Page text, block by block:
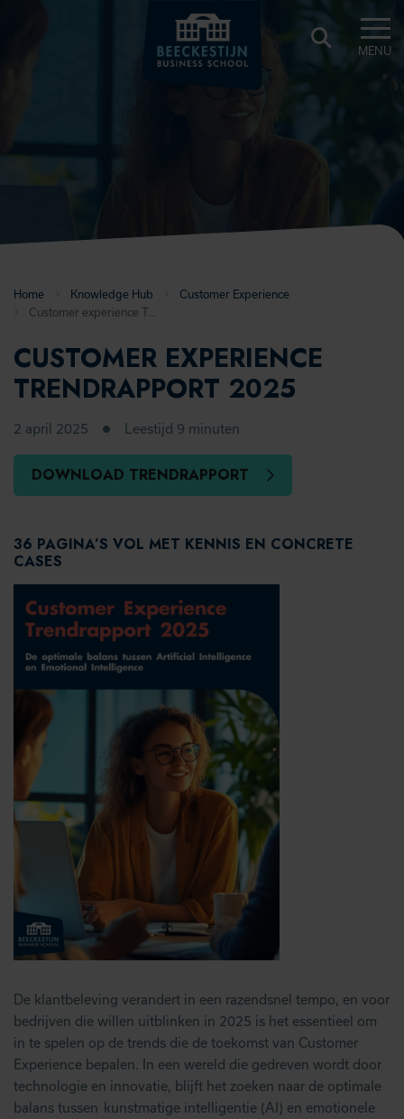
MENU
Home Knowledge Hub
Customer Experience
Customer experience Trendrapport 2025
CUSTOMER EXPERIENCE
TRENDRAPPORT 2025
2 april 2025 Leestijd 9 minuten
DOWNLOAD TRENDRAPPORT
36 PAGINA’S VOL MET KENNIS EN CONCRETE
CASES
De klantbeleving verandert in een razendsnel tempo, en voor
bedrijven die willen uitblinken in 2025 is het essentieel om
in te spelen op de trends die de toekomst van Customer
Experience bepalen. In een wereld die gedreven wordt door
technologie en innovatie, blijft het zoeken naar de optimale
balans tussen kunstmatige intelligentie (AI) en emotionele